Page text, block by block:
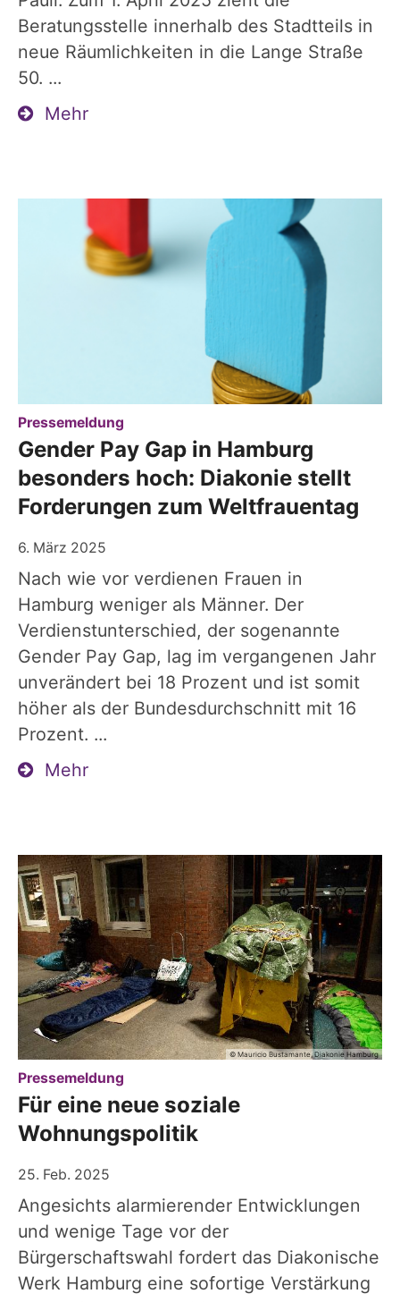
Beratungsstelle innerhalb des Stadtteils in
neue Räumlichkeiten in die Lange Straße
50. ...
Mehr
Pressemeldung
Gender Pay Gap in Hamburg
besonders hoch: Diakonie stellt
Forderungen zum Weltfrauentag
6. März 2025
Nach wie vor verdienen Frauen in
Hamburg weniger als Männer. Der
Verdienstunterschied, der sogenannte
Gender Pay Gap, lag im vergangenen Jahr
unverändert bei 18 Prozent und ist somit
höher als der Bundesdurchschnitt mit 16
Prozent. ...
Mehr
© Mauricio Bustamante, Diakonie Hamburg
Pressemeldung
Für eine neue soziale
Wohnungspolitik
25. Feb. 2025
Angesichts alarmierender Entwicklungen
und wenige Tage vor der
Bürgerschaftswahl fordert das Diakonische
Werk Hamburg eine sofortige Verstärkung